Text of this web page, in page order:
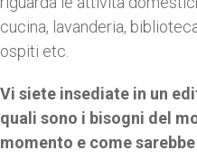
cucina, lavanderia,
ospiti etc.
Vi siete insediate in un
quali sono i bisogni del
momento e come